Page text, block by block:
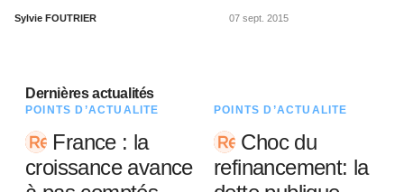
Sylvie FOUTRIER 07 sept. 2015
Dernières actualités
POINTS D’ACTUALITÉ
France : la
croissance avance
POINTS D’ACTUALITÉ
Choc du
refinancement: la